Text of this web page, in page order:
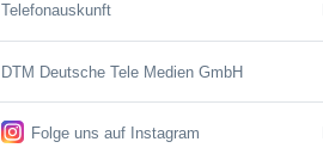
Telefonauskunft
DTM Deutsche Tele Medien GmbH
Folge uns auf Instagram